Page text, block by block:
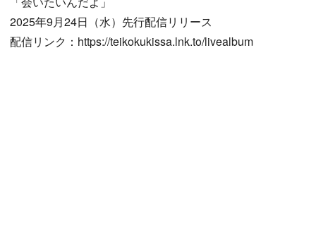
2025年9月24日（水）先行配信リリース
配信リンク：https://teikokukissa.lnk.to/livealbum